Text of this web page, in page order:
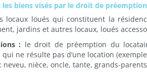
les biens visés par le droit de
locaux loués qui constituent la
jardins et autres locaux, loués
: le droit de préemption du
ne résulte pas d’une location
neveu, nièce, oncle, tante, grands-